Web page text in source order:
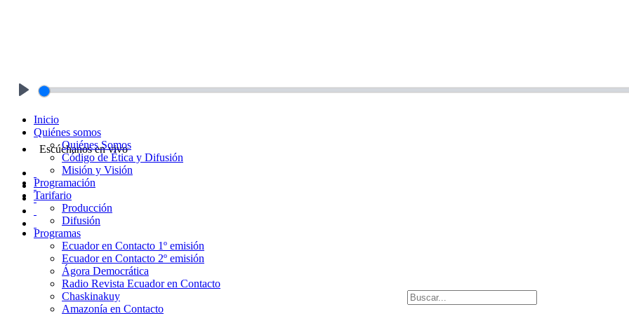
Escúchanos en vivo
Inicio
Quiénes somos
Quiénes Somos
Código de Ética y Difusión
Misión y Visión
Programación
Tarifario
Producción
Difusión
Programas
Ecuador en Contacto 1º emisión
Ecuador en Contacto 2º emisión
Ágora Democrática
Radio Revista Ecuador en Contacto
Chaskinakuy
Amazonía en Contacto